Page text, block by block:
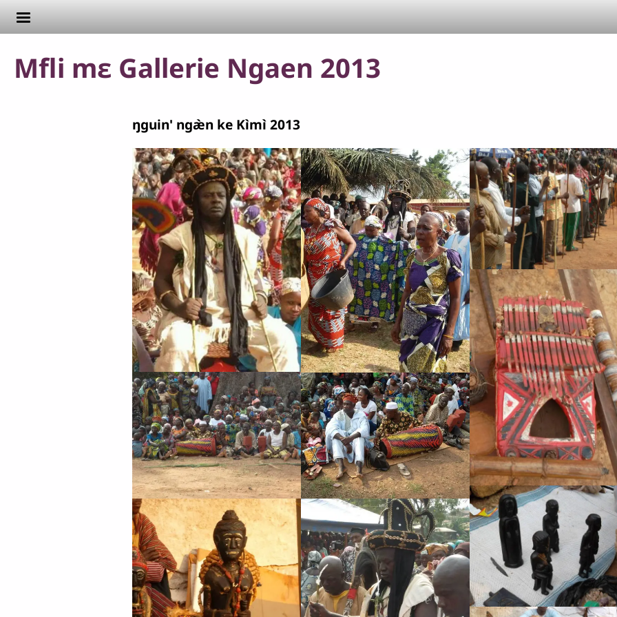
Aller au contenu principal
Mfli mɛ Gallerie Ngaen 2013
ŋguin' ngæ̀n ke Kìmì 2013